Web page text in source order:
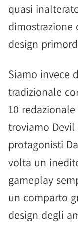
quasi
design
Siamo invece
tradizionale
10
troviamo
protagonisti
volta un
gameplay
un comparto
design degli